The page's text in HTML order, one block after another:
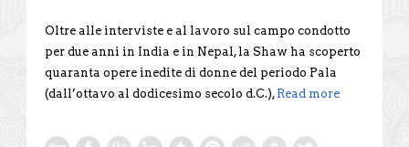
Oltre alle interviste e al lavoro sul campo condotto
per due anni in India e in Nepal, la Shaw ha scoperto
quaranta opere inedite di donne del periodo Pala
(dall’ottavo al dodicesimo secolo d.C.), Read more